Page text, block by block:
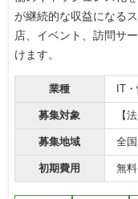
が継続的な収益になる
店、イベント、訪問サ
けます。
業種 IT
募集対象 【
募集地域 全国
初期費用 無料